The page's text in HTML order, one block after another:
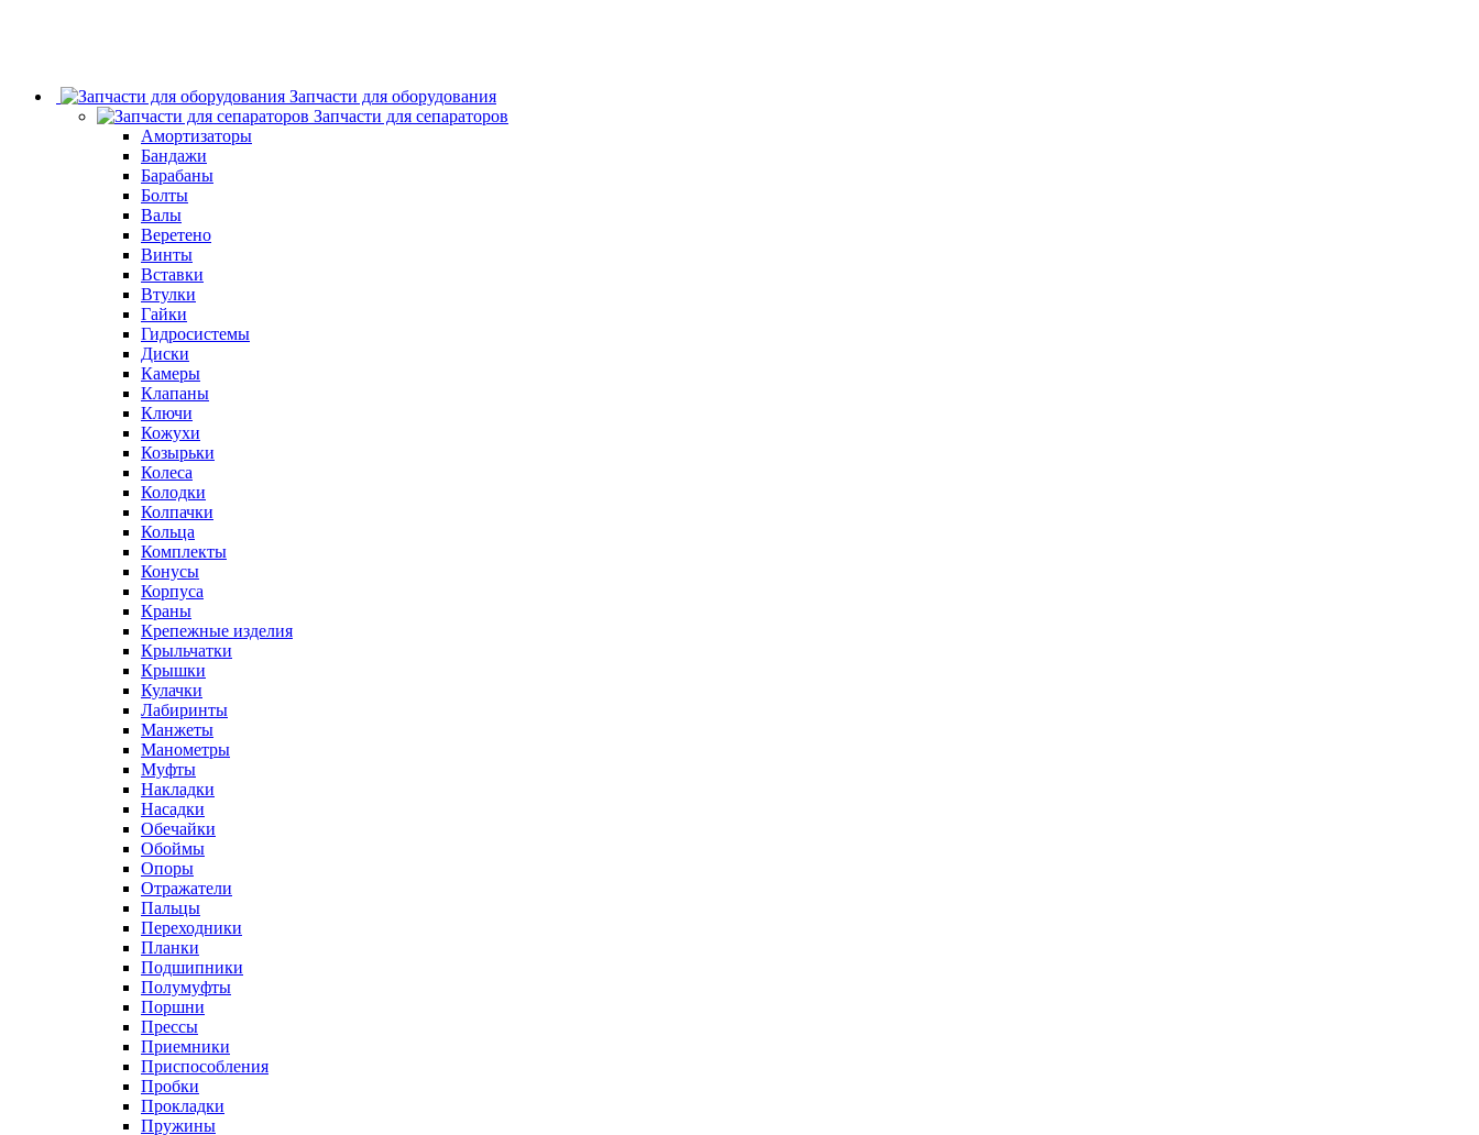
Запчасти для оборудования
Запчасти для сепараторов
Амортизаторы
Бандажи
Барабаны
Болты
Валы
Веретено
Винты
Вставки
Втулки
Гайки
Гидросистемы
Диски
Камеры
Клапаны
Ключи
Кожухи
Козырьки
Колеса
Колодки
Колпачки
Кольца
Комплекты
Конусы
Корпуса
Краны
Крепежные изделия
Крыльчатки
Крышки
Кулачки
Лабиринты
Манжеты
Манометры
Муфты
Накладки
Насадки
Обечайки
Обоймы
Опоры
Отражатели
Пальцы
Переходники
Планки
Подшипники
Полумуфты
Поршни
Прессы
Приемники
Приспособления
Пробки
Прокладки
Пружины